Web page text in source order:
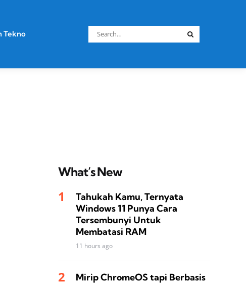
Tekno
Search
for:
What’s New
Tahukah Kamu, Ternyata
Windows 11 Punya Cara
Tersembunyi Untuk
Membatasi RAM
11 hours ago
Mirip ChromeOS tapi Berbasis